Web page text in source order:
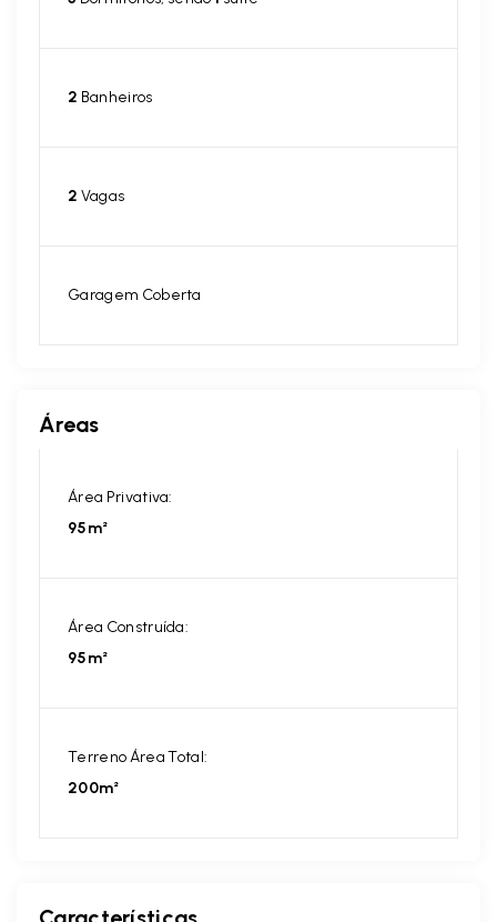
2 Banheiros
2 Vagas
Garagem Coberta
Áreas
Área Privativa:
95m²
Área Construída:
95m²
Terreno Área Total:
200m²